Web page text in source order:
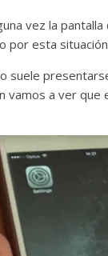
vez la
por esta
suele
vamos a ver